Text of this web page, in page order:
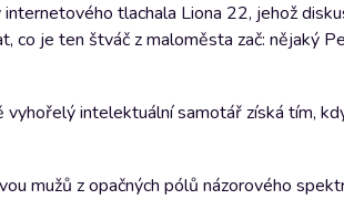
tlachala Liona 22, jehož
co je ten štváč z maloměsta zač: nějaký
intelektuální samotář získá tím,
mužů z opačných pólů názorového